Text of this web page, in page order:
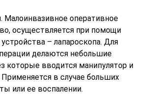
Малоинвазивное оперативное
осуществляется при помощи
– лапароскопа. Для
делаются небольшие
которые вводится манипулятор и
в случае больших
или ее воспалении.